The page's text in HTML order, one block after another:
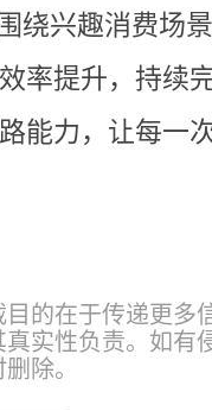
绕兴趣消费场
率提升，持续
能力，让每一
的在于传递更多
实性负责。如有
除。